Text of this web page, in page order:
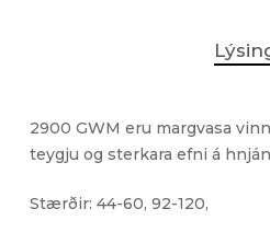
2900 GWM eru margvasa
teygju og sterkara efni á
Stærðir: 44-60, 92-120,